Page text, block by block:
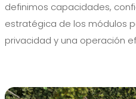
definimos capacidades,
estratégica de los módulos
privacidad y una operación